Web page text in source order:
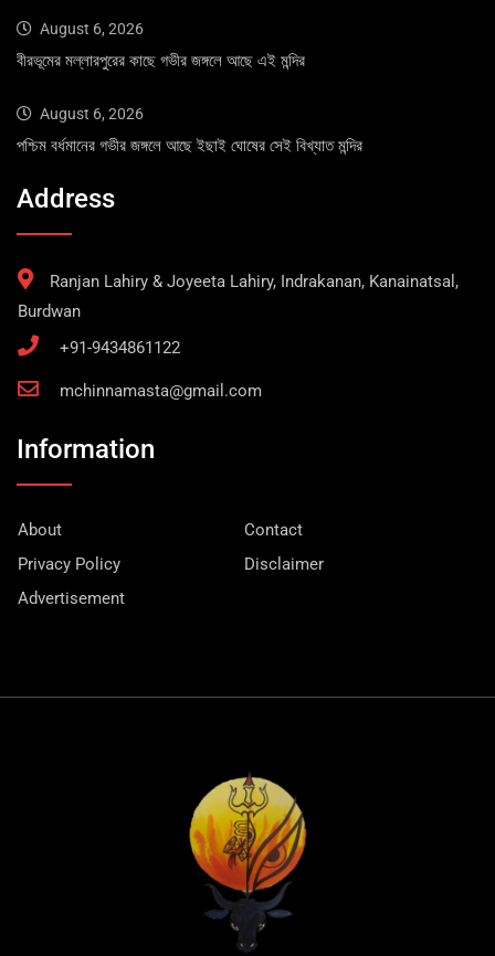
August 6, 2026
বীরভূমের মল্লারপুরের কাছে গভীর জঙ্গলে আছে এই মন্দির
August 6, 2026
পশ্চিম বর্ধমানের গভীর জঙ্গলে আছে ইছাই ঘোষের সেই বিখ্যাত মন্দির
Address
Ranjan Lahiry & Joyeeta Lahiry, Indrakanan, Kanainatsal,
Burdwan
+91-9434861122
mchinnamasta@gmail.com
Information
About
Contact
Privacy Policy
Disclaimer
Advertisement